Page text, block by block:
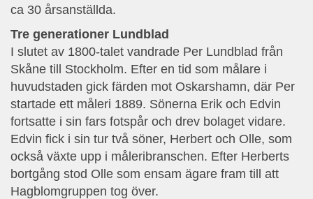
ca 30 årsanställda.
Tre generationer Lundblad
I slutet av 1800-talet vandrade Per Lundblad från
Skåne till Stockholm. Efter en tid som målare i
huvudstaden gick färden mot Oskarshamn, där Per
startade ett måleri 1889. Sönerna Erik och Edvin
fortsatte i sin fars fotspår och drev bolaget vidare.
Edvin fick i sin tur två söner, Herbert och Olle, som
också växte upp i måleribranschen. Efter Herberts
bortgång stod Olle som ensam ägare fram till att
Hagblomgruppen tog över.